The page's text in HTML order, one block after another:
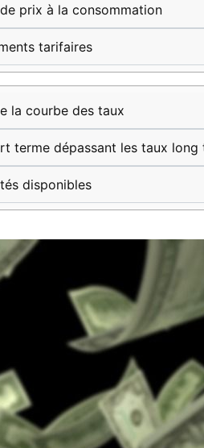
prix à la consommation
tarifaires
la courbe des taux
terme dépassant les taux long
disponibles